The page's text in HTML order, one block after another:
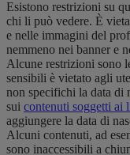
Esistono restrizioni su
chi li può vedere. È
e nelle immagini del
nemmeno nei banner e
Alcune restrizioni sono
sensibili è vietato agli
non specifichi la data di
sui contenuti soggetti ai
aggiungere la data di
Alcuni contenuti, ad
sono inaccessibili a